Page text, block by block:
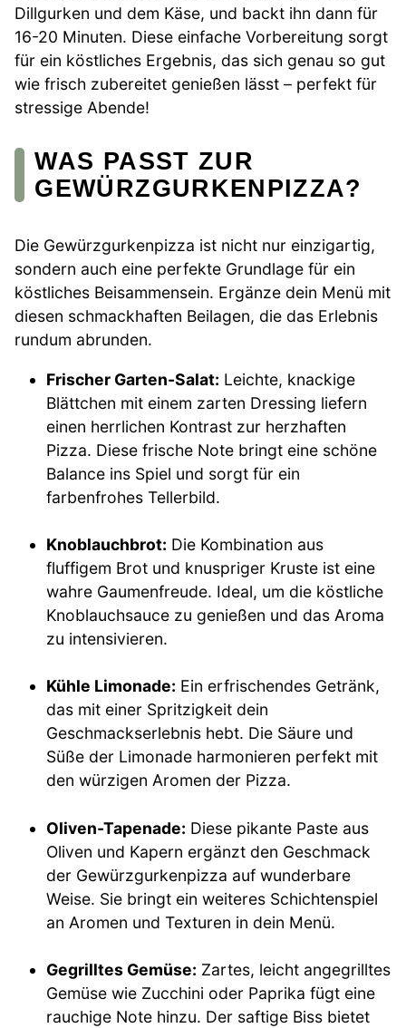
Dillgurken und dem Käse, und backt ihn dann für
16-20 Minuten. Diese einfache Vorbereitung sorgt
für ein köstliches Ergebnis, das sich genau so gut
wie frisch zubereitet genießen lässt – perfekt für
stressige Abende!
WAS PASST ZUR
GEWÜRZGURKENPIZZA?
Die Gewürzgurkenpizza ist nicht nur einzigartig,
sondern auch eine perfekte Grundlage für ein
köstliches Beisammensein. Ergänze dein Menü mit
diesen schmackhaften Beilagen, die das Erlebnis
rundum abrunden.
Frischer Garten-Salat: Leichte, knackige
Blättchen mit einem zarten Dressing liefern
einen herrlichen Kontrast zur herzhaften
Pizza. Diese frische Note bringt eine schöne
Balance ins Spiel und sorgt für ein
farbenfrohes Tellerbild.
Knoblauchbrot: Die Kombination aus
fluffigem Brot und knuspriger Kruste ist eine
wahre Gaumenfreude. Ideal, um die köstliche
Knoblauchsauce zu genießen und das Aroma
zu intensivieren.
Kühle Limonade: Ein erfrischendes Getränk,
das mit einer Spritzigkeit dein
Geschmackserlebnis hebt. Die Säure und
Süße der Limonade harmonieren perfekt mit
den würzigen Aromen der Pizza.
Oliven-Tapenade: Diese pikante Paste aus
Oliven und Kapern ergänzt den Geschmack
der Gewürzgurkenpizza auf wunderbare
Weise. Sie bringt ein weiteres Schichtenspiel
an Aromen und Texturen in dein Menü.
Gegrilltes Gemüse: Zartes, leicht angegrilltes
Gemüse wie Zucchini oder Paprika fügt eine
rauchige Note hinzu. Der saftige Biss bietet